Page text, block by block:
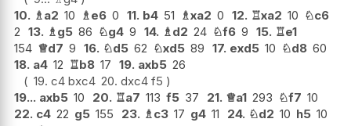
10. ♗ a2 10 ♗ e6 0 11. b4 51 ♗xa2 0 12. ♖xa2 10 ♘c6
2 13. ♗ g5 86 ♘g4 9 14. ♗ d2 24 ♘f6 9 15. ♖e1
154 ♕d7 9 16. ♘d5 62 ♘xd5 89 17. exd5 10 ♘d8 60
18. a4 12 ♖b8 17 19. axb5 26
19. c4 bxc4 20. dxc4 f5
19... axb5 10 20. ♖a7 113 f5 37 21. ♕a1 293 ♘f7 10
22. c4 22 g5 155 23. ♗ c3 17 g4 11 24. ♘d2 10 h5 10